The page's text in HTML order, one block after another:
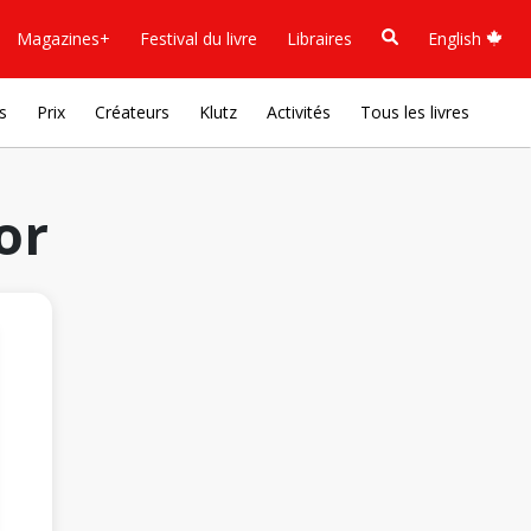
Magazines+ Festival du livre Libraires English
Prix Créateurs Klutz Activités Tous les livres